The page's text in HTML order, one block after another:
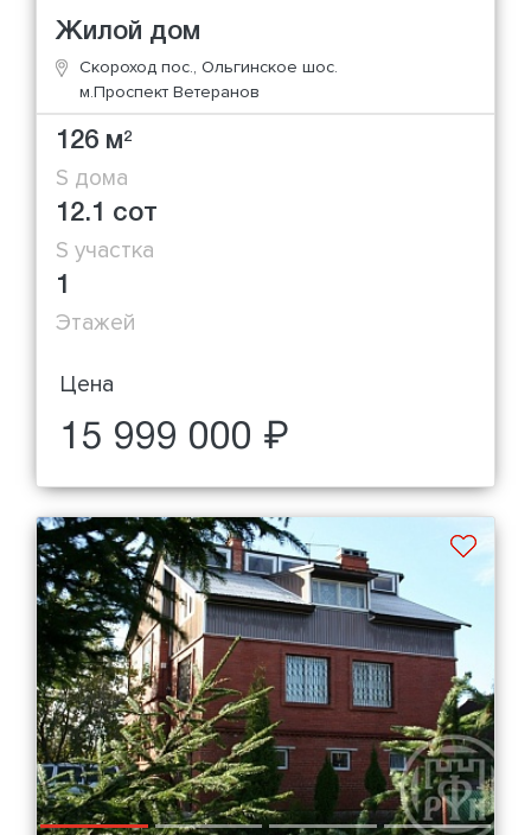
Жилой дом
Скороход пос., Ольгинское шос.
м.Проспект Ветеранов
126 м2
S дома
12.1 сот
S участка
1
Этажей
Цена
15 999 000 ₽